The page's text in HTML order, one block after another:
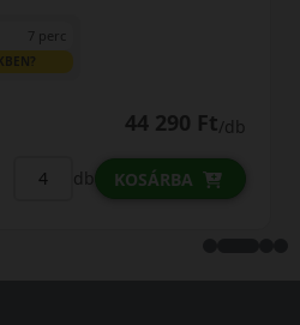
7 perc
44 290 Ft/db
db KOSÁRBA